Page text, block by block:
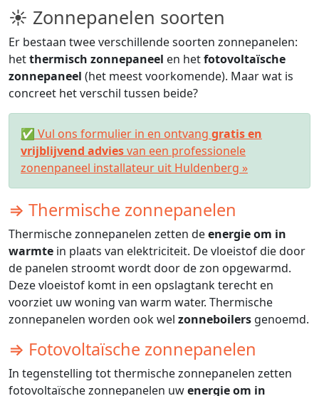
☀ Zonnepanelen soorten
Er bestaan twee verschillende soorten zonnepanelen:
hetthermisch zonnepaneel en hetfotovoltaïsche
zonnepaneel (het meest voorkomende). Maar wat is
concreet het verschil tussen beide?
✅ Vul ons formulier in en ontvang gratis en
vrijblijvend adviesvan een professionele
zonenpaneel installateur uit Huldenberg »
⇒ Thermische zonnepanelen
Thermische zonnepanelen zetten deenergie om in
warmte in plaats van elektriciteit. De vloeistof die door
de panelen stroomt wordt door de zon opgewarmd.
Deze vloeistof komt in een opslagtank terecht en
voorziet uw woning van warm water. Thermische
zonnepanelen worden ook wel zonneboilers genoemd.
⇒ Fotovoltaïsche zonnepanelen
In tegenstelling tot thermische zonnepanelen zetten
fotovoltaïsche zonnepanelen uwenergie om in